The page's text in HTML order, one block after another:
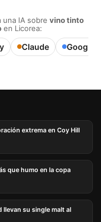
una IA sobre vino tinto
en Licorea:
Claude Google
extrema en Coy Hill
que humo en la copa
llevan su single malt al